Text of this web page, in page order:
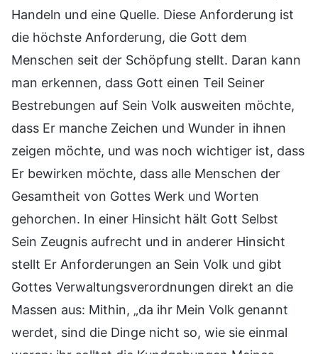
Handeln und eine Quelle. Diese Anforderung ist
die höchste Anforderung, die Gott dem
Menschen seit der Schöpfung stellt. Daran kann
man erkennen, dass Gott einen Teil Seiner
Bestrebungen auf Sein Volk ausweiten möchte,
dass Er manche Zeichen und Wunder in ihnen
zeigen möchte, und was noch wichtiger ist, dass
Er bewirken möchte, dass alle Menschen der
Gesamtheit von Gottes Werk und Worten
gehorchen. In einer Hinsicht hält Gott Selbst
Sein Zeugnis aufrecht und in anderer Hinsicht
stellt Er Anforderungen an Sein Volk und gibt
Gottes Verwaltungsverordnungen direkt an die
Massen aus: Mithin, „da ihr Mein Volk genannt
werdet, sind die Dinge nicht so, wie sie einmal